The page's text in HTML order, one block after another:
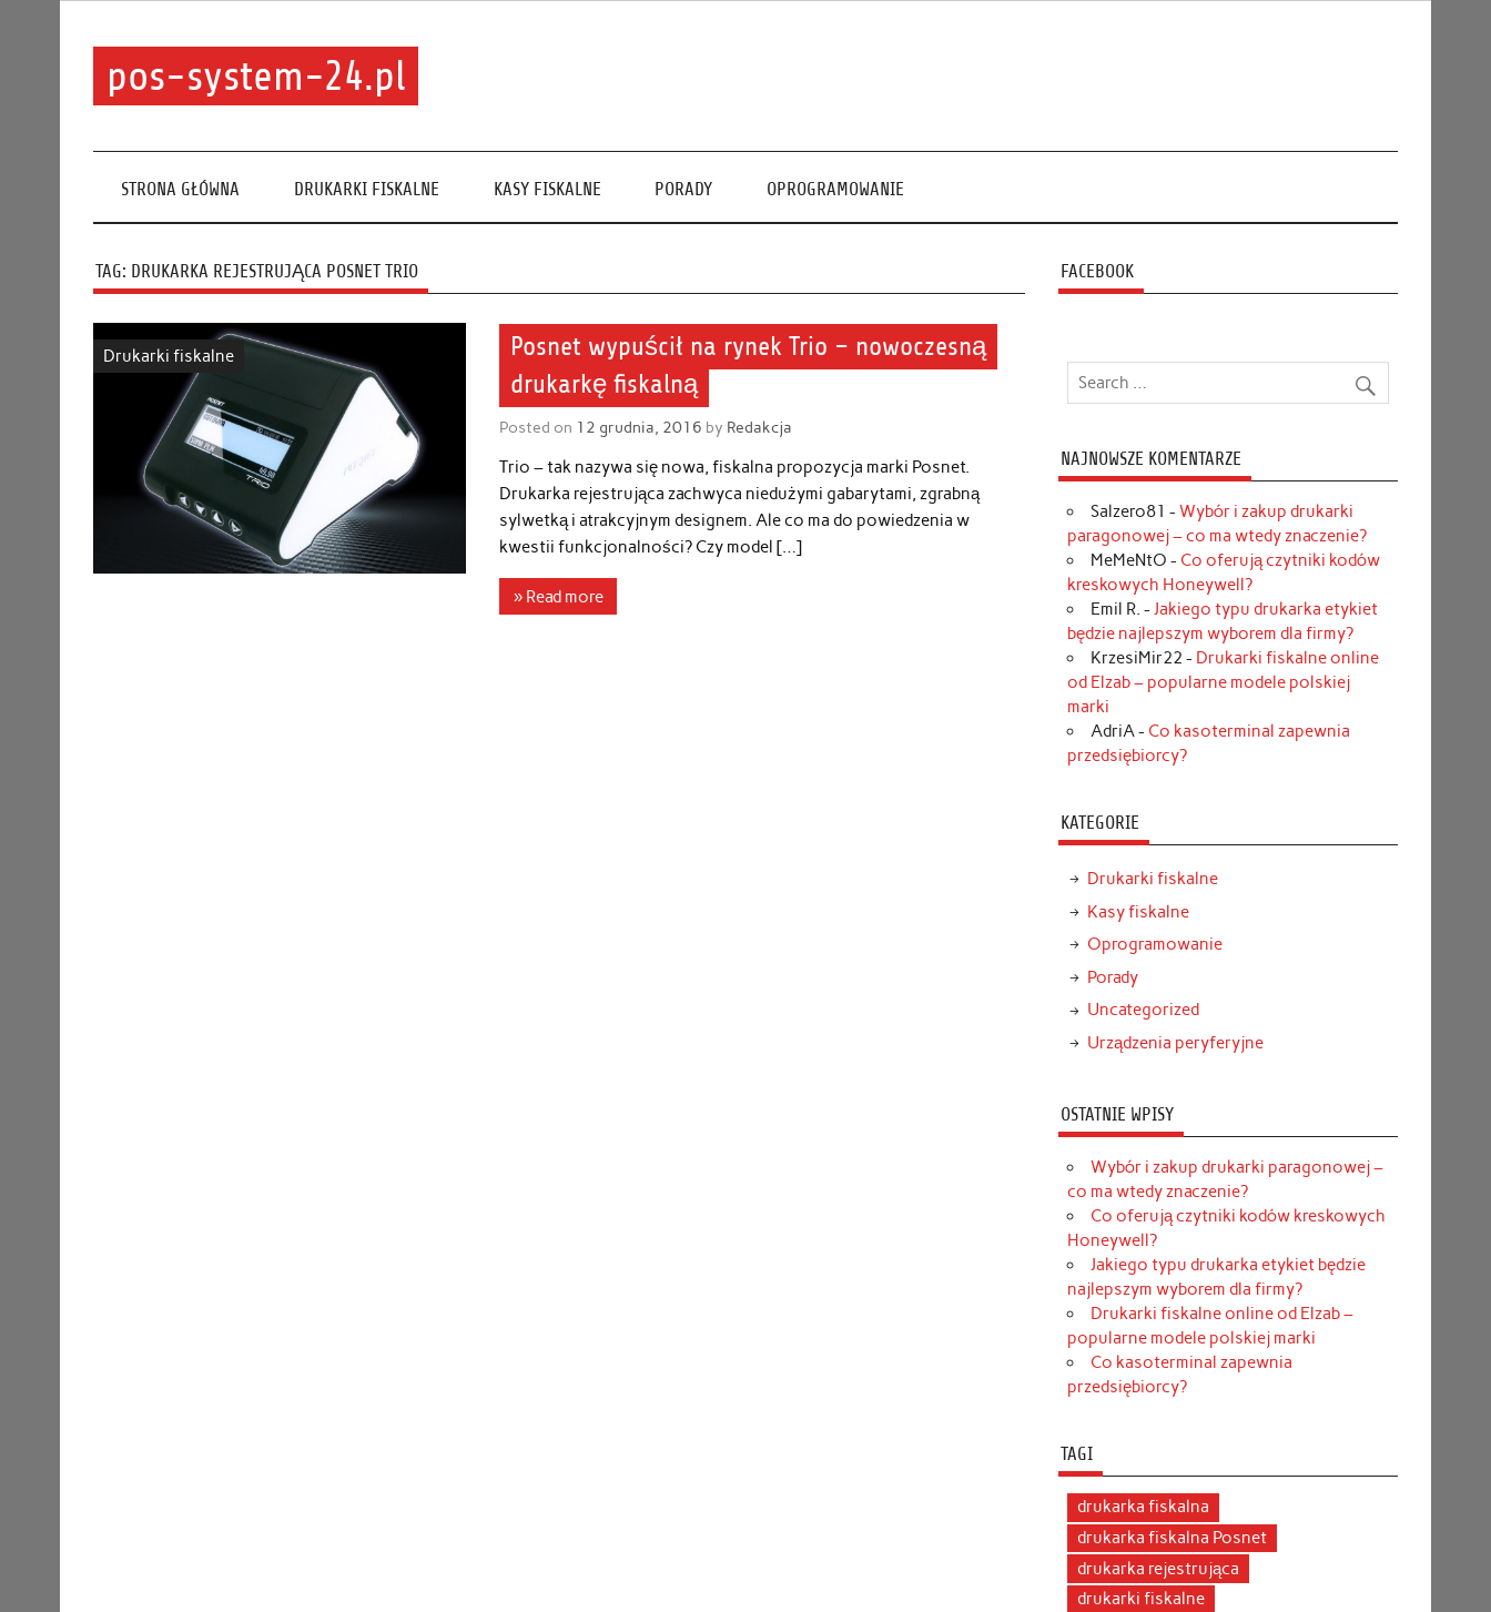
pos-system-24.pl
STRONA GŁÓWNA DRUKARKI FISKALNE KASY FISKALNE PORADY OPROGRAMOWANIE
TAG: DRUKARKA REJESTRUJĄCA POSNET TRIO
Drukarki fiskalne
Posnet wypuścił na rynek Trio – nowoczesną
drukarkę fiskalną
Posted on 12 grudnia, 2016 by Redakcja
Trio – tak nazywa się nowa, fiskalna propozycja marki Posnet.
Drukarka rejestrująca zachwyca niedużymi gabarytami, zgrabną
sylwetką i atrakcyjnym designem. Ale co ma do powiedzenia w
kwestii funkcjonalności? Czy model […]
» Read more
FACEBOOK
NAJNOWSZE KOMENTARZE
Salzero81 - Wybór i zakup drukarki
paragonowej – co ma wtedy znaczenie?
MeMeNtO - Co oferują czytniki kodów
kreskowych Honeywell?
Emil R. - Jakiego typu drukarka etykiet
będzie najlepszym wyborem dla firmy?
KrzesiMir22 - Drukarki fiskalne online
od Elzab – popularne modele polskiej
marki
AdriA- Co kasoterminal zapewnia
przedsiębiorcy?
KATEGORIE
Drukarki fiskalne
Kasy fiskalne
Oprogramowanie
Porady
Uncategorized
Urządzenia peryferyjne
OSTATNIE WPISY
Wybór i zakup drukarki paragonowej –
co ma wtedy znaczenie?
Co oferują czytniki kodów kreskowych
Honeywell?
Jakiego typu drukarka etykiet będzie
najlepszym wyborem dla firmy?
Drukarki fiskalne online od Elzab –
popularne modele polskiej marki
Co kasoterminal zapewnia
przedsiębiorcy?
TAGI
drukarka fiskalna
drukarka fiskalna Posnet
drukarka rejestrująca
drukarki fiskalne